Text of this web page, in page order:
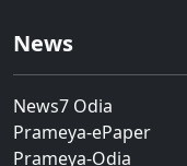
News
News7 Odia
Prameya-ePaper
Prameya-Odia